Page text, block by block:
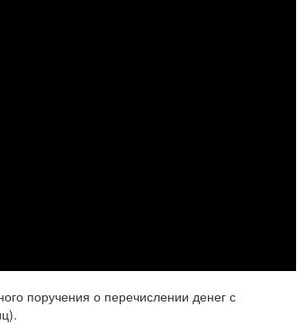
поручения о перечислении денег с